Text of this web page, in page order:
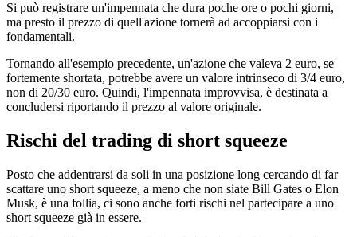
Si può registrare un'impennata che dura poche ore o pochi giorni,
ma presto il prezzo di quell'azione tornerà ad accoppiarsi con i
fondamentali.
Tornando all'esempio precedente, un'azione che valeva 2 euro, se
fortemente shortata, potrebbe avere un valore intrinseco di 3/4 euro,
non di 20/30 euro. Quindi, l'impennata improvvisa, è destinata a
concludersi riportando il prezzo al valore originale.
Rischi del trading di short squeeze
Posto che addentrarsi da soli in una posizione long cercando di far
scattare uno short squeeze, a meno che non siate Bill Gates o Elon
Musk, è una follia, ci sono anche forti rischi nel partecipare a uno
short squeeze già in essere.